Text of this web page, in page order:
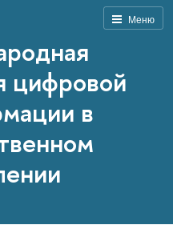
Меню
цифровой
в